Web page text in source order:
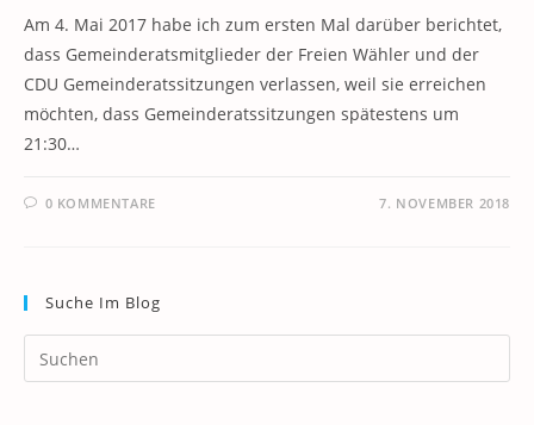
Am 4. Mai 2017 habe ich zum ersten Mal darüber berichtet,
dass Gemeinderatsmitglieder der Freien Wähler und der
CDU Gemeinderatssitzungen verlassen, weil sie erreichen
möchten, dass Gemeinderatssitzungen spätestens um
21:30…
0 KOMMENTARE 7. NOVEMBER 2018
Suche Im Blog